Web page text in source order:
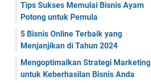
Tips Sukses Memulai Bisnis Ayam
Potong untuk Pemula
5 Bisnis Online Terbaik yang
Menjanjikan di Tahun 2024
Mengoptimalkan Strategi Marketing
untuk Keberhasilan Bisnis Anda